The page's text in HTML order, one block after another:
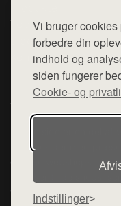
Vi bruger
forbedre din
indhold og
siden fungerer
Cookie- og
Indstillinger
Top Rabatter
Blog
Kontakt
Denne side er en del
hjemmesider med
diverse webshops. Der
varerne på lager.